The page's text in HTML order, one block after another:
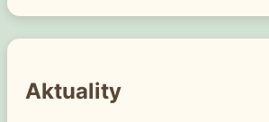
Aktuality